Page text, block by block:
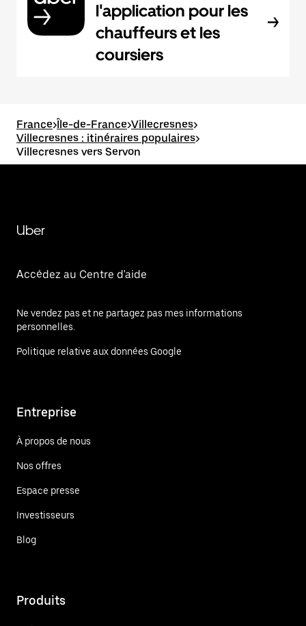
l'application pour les
chauffeurs et les
coursiers
France>Île-de-France>Villecresnes>
Villecresnes : itinéraires populaires>
Villecresnes vers Servon
Uber
Accédez au Centre d'aide
Ne vendez pas et ne partagez pas mes informations
personnelles.
Politique relative aux données Google
Entreprise
À propos de nous
Nos offres
Espace presse
Investisseurs
Blog
Produits